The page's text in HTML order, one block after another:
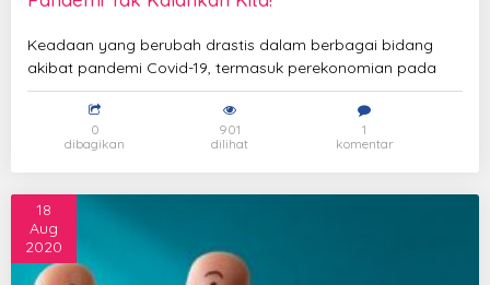
Keadaan yang berubah drastis dalam berbagai bidang
akibat pandemi Covid-19, termasuk perekonomian pada
0
dibagikan
901
dilihat
1
komentar
18
Aug
2020